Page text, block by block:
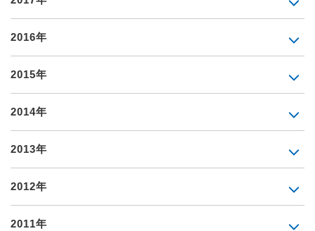
2016年
2015年
2014年
2013年
2012年
2011年